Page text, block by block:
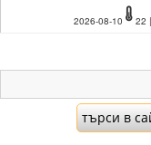
2026-08-10 22